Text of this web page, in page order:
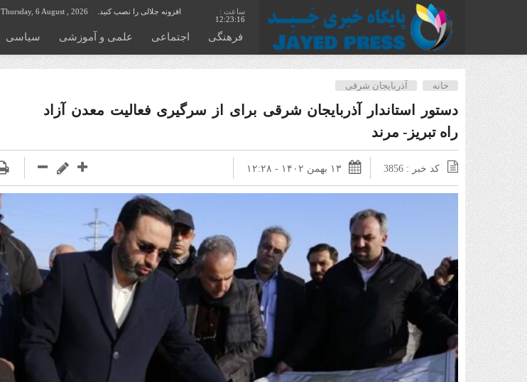
12:23:17
افزونه جلالی را نصب کنید. Thursday, 6 August , 2026
فرهنگی اجتماعی علمی و آموزشی سیاسی
خانه آذربایجان شرقی
دستور استاندار آذربایجان شرقی برای از سرگیری فعالیت معدن آزاد
راه تبریز- مرند
کد خبر : 3856 ۱۳ بهمن ۱۴۰۲ - ۱۲:۲۸